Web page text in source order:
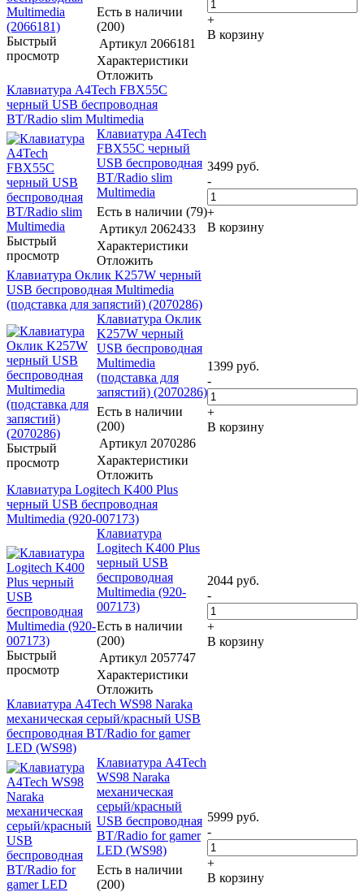
Быстрый
просмотр
Есть в наличии
(200)
Артикул 2066181
Характеристики
Отложить
+
В корзину
Клавиатура A4Tech FBX55C
черный USB беспроводная
BT/Radio slim Multimedia
Быстрый
просмотр
Клавиатура A4Tech
FBX55C черный
USB беспроводная
BT/Radio slim
Multimedia
Есть в наличии (79)
Артикул 2062433
Характеристики
Отложить
3499 руб.
-
+
В корзину
Клавиатура Оклик K257W черный
USB беспроводная Multimedia
(подставка для запястий) (2070286)
Быстрый
просмотр
Клавиатура Оклик
K257W черный
USB беспроводная
Multimedia
(подставка для
запястий) (2070286)
Есть в наличии
(200)
Артикул 2070286
Характеристики
Отложить
1399 руб.
-
+
В корзину
Клавиатура Logitech K400 Plus
черный USB беспроводная
Multimedia (920-007173)
Быстрый
просмотр
Клавиатура
Logitech K400 Plus
черный USB
беспроводная
Multimedia (920-
007173)
Есть в наличии
(200)
Артикул 2057747
Характеристики
Отложить
2044 руб.
-
+
В корзину
Клавиатура A4Tech WS98 Naraka
механическая серый/красный USB
беспроводная BT/Radio for gamer
LED (WS98)
Клавиатура A4Tech
WS98 Naraka
механическая
серый/красный
USB беспроводная
BT/Radio for gamer
LED (WS98)
Есть в наличии
(200)
5999 руб.
-
+
В корзину